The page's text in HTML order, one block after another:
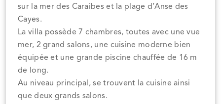
sur la mer des Caraibes et la plage d’Anse des
Cayes.
La villa possède 7 chambres, toutes avec une vue
mer, 2 grand salons, une cuisine moderne bien
équipée et une grande piscine chauffée de 16 m
de long.
Au niveau principal, se trouvent la cuisine ainsi
que deux grands salons.